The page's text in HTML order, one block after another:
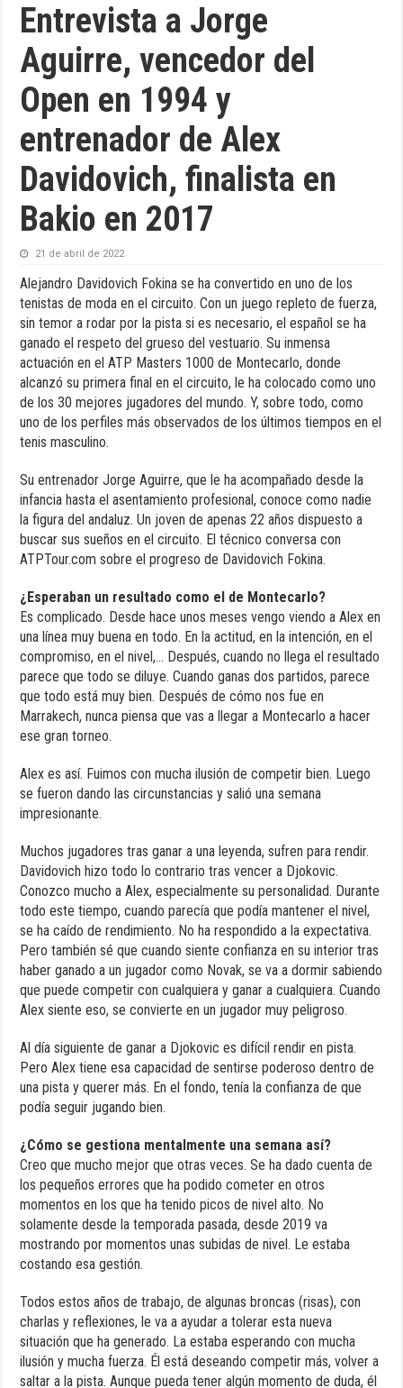
Entrevista a Jorge
Aguirre, vencedor del
Open en 1994 y
entrenador de Alex
Davidovich, finalista en
Bakio en 2017
21 de abril de 2022
Alejandro Davidovich Fokina se ha convertido en uno de los
tenistas de moda en el circuito. Con un juego repleto de fuerza,
sin temor a rodar por la pista si es necesario, el español se ha
ganado el respeto del grueso del vestuario. Su inmensa
actuación en el ATP Masters 1000 de Montecarlo, donde
alcanzó su primera final en el circuito, le ha colocado como uno
de los 30 mejores jugadores del mundo. Y, sobre todo, como
uno de los perfiles más observados de los últimos tiempos en el
tenis masculino.
Su entrenador Jorge Aguirre, que le ha acompañado desde la
infancia hasta el asentamiento profesional, conoce como nadie
la figura del andaluz. Un joven de apenas 22 años dispuesto a
buscar sus sueños en el circuito. El técnico conversa con
ATPTour.com sobre el progreso de Davidovich Fokina.
¿Esperaban un resultado como el de Montecarlo?
Es complicado. Desde hace unos meses vengo viendo a Alex en
una línea muy buena en todo. En la actitud, en la intención, en el
compromiso, en el nivel,… Después, cuando no llega el resultado
parece que todo se diluye. Cuando ganas dos partidos, parece
que todo está muy bien. Después de cómo nos fue en
Marrakech, nunca piensa que vas a llegar a Montecarlo a hacer
ese gran torneo.
Alex es así. Fuimos con mucha ilusión de competir bien. Luego
se fueron dando las circunstancias y salió una semana
impresionante.
Muchos jugadores tras ganar a una leyenda, sufren para rendir.
Davidovich hizo todo lo contrario tras vencer a Djokovic.
Conozco mucho a Alex, especialmente su personalidad. Durante
todo este tiempo, cuando parecía que podía mantener el nivel,
se ha caído de rendimiento. No ha respondido a la expectativa.
Pero también sé que cuando siente confianza en su interior tras
haber ganado a un jugador como Novak, se va a dormir sabiendo
que puede competir con cualquiera y ganar a cualquiera. Cuando
Alex siente eso, se convierte en un jugador muy peligroso.
Al día siguiente de ganar a Djokovic es difícil rendir en pista.
Pero Alex tiene esa capacidad de sentirse poderoso dentro de
una pista y querer más. En el fondo, tenía la confianza de que
podía seguir jugando bien.
¿Cómo se gestiona mentalmente una semana así?
Creo que mucho mejor que otras veces. Se ha dado cuenta de
los pequeños errores que ha podido cometer en otros
momentos en los que ha tenido picos de nivel alto. No
solamente desde la temporada pasada, desde 2019 va
mostrando por momentos unas subidas de nivel. Le estaba
costando esa gestión.
Todos estos años de trabajo, de algunas broncas (risas), con
charlas y reflexiones, le va a ayudar a tolerar esta nueva
situación que ha generado. La estaba esperando con mucha
ilusión y mucha fuerza. Él está deseando competir más, volver a
saltar a la pista. Aunque pueda tener algún momento de duda, él